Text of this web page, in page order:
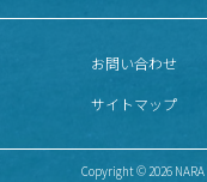
お問い合わせ
サイトマップ
Copyright © 2026 NARA